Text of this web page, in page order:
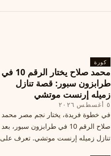
كورة
محمد صلاح يختار الرقم 10 في
طرابزون سبور: قصة تنازل
زميله إرنست موتشي
٥ أغسطس ٢٠٢٦
في خطوة فريدة، يختار نجم مصر محمد
صلاح الرقم 10 في طرابزون سبور، بعد
تنازل زميله إرنست موتشي. تعرف على